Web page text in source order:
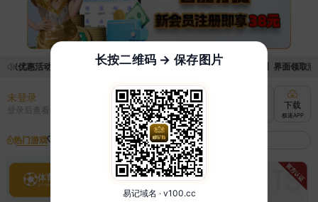
取优惠活动的手续麻烦，已新增优惠系统，现在可以前往【福利中心】界面领取
未登录
登录后查看 充值
快速到账
下载
极速APP
热门游戏
体育
长按二维码 → 保存图片
易记域名 · v100.cc